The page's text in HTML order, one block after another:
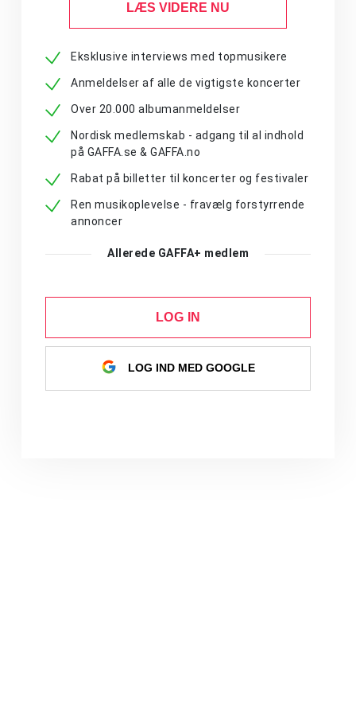
LÆS VIDERE NU
Eksklusive interviews med topmusikere
Anmeldelser af alle de vigtigste koncerter
Over 20.000 albumanmeldelser
Nordisk medlemskab - adgang til al indhold
på GAFFA.se & GAFFA.no
Rabat på billetter til koncerter og festivaler
Ren musikoplevelse - fravælg forstyrrende
annoncer
Allerede GAFFA+ medlem
LOG IN
LOG IND MED GOOGLE